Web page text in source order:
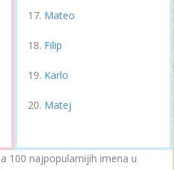
Mateo
Filip
Karlo
Matej
100 najpopularnijih imena u